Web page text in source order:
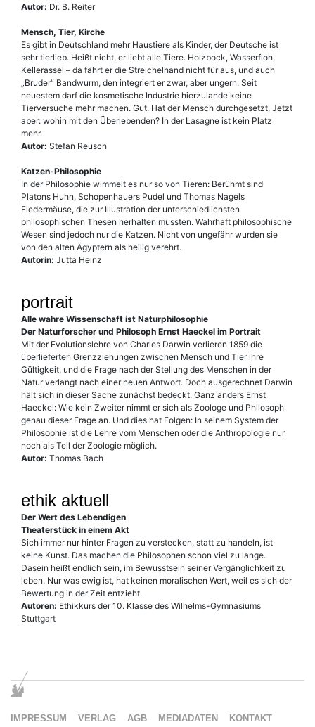
Autor: Dr. B. Reiter
Mensch, Tier, Kirche
Es gibt in Deutschland mehr Haustiere als Kinder, der Deutsche ist
sehr tierlieb. Heißt nicht, er liebt alle Tiere. Holzbock, Wasserfloh,
Kellerassel – da fährt er die Streichelhand nicht für aus, und auch
„Bruder“ Bandwurm, den integriert er zwar, aber ungern. Seit
neuestem darf die kosmetische Industrie hierzulande keine
Tierversuche mehr machen. Gut. Hat der Mensch durchgesetzt. Jetzt
aber: wohin mit den Überlebenden? In der Lasagne ist kein Platz
mehr.
Autor: Stefan Reusch
Katzen-Philosophie
In der Philosophie wimmelt es nur so von Tieren: Berühmt sind
Platons Huhn, Schopenhauers Pudel und Thomas Nagels
Fledermäuse, die zur Illustration der unterschiedlichsten
philosophischen Thesen herhalten mussten. Wahrhaft philosophische
Wesen sind jedoch nur die Katzen. Nicht von unge­fähr wurden sie
von den alten Ägyptern als heilig verehrt.
Autorin: Jutta Heinz
portrait
Alle wahre Wissenschaft ist Naturphilosophie
Der Naturforscher und Philosoph Ernst Haeckel im Portrait
Mit der Evolutionslehre von Charles Darwin verlieren 1859 die
überlieferten Grenzziehungen zwischen Mensch und Tier ihre
Gültigkeit, und die Frage nach der Stellung des Menschen in der
Natur verlangt nach einer neuen Antwort. Doch ausgerechnet Darwin
hält sich in dieser Sache zunächst bedeckt. Ganz anders Ernst
Haeckel: Wie kein Zweiter nimmt er sich als Zoologe und Philosoph
genau dieser Frage an. Und dies hat Folgen: In seinem System der
Philosophie ist die Lehre vom Menschen oder die Anthropologie nur
noch als Teil der Zoologie möglich.
Autor: Thomas Bach
ethik aktuell
Der Wert des Lebendigen
Theaterstück in einem Akt
Sich immer nur hinter Fragen zu verstecken, statt zu handeln, ist
keine Kunst. Das machen die Philosophen schon viel zu lange.
Dasein heißt endlich sein, im Bewusstsein seiner Vergänglichkeit zu
leben. Nur was ewig ist, hat keinen moralischen Wert, weil es sich der
Bewertung in der Zeit entzieht.
Autoren: Ethikkurs der 10. Klasse des Wilhelms-Gymnasiums
Stuttgart
IMPRESSUM VERLAG AGB MEDIADATEN KONTAKT